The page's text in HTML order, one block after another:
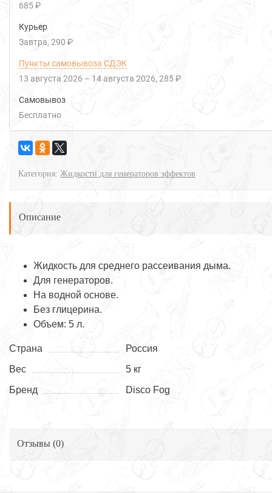
685 ₽
Курьер
Завтра 290 ₽
Пункты самовывоза СДЭК
13 августа 2026 – 14 августа 2026 285 ₽
Самовывоз
Бесплатно
Категория: Жидкости для генераторов эффектов
Описание
Жидкость для среднего рассеивания дыма.
Для генераторов.
На водной основе.
Без глицерина.
Объем: 5 л.
Страна
Россия
Вес
5 кг
Бренд
Disco Fog
Отзывы (0)